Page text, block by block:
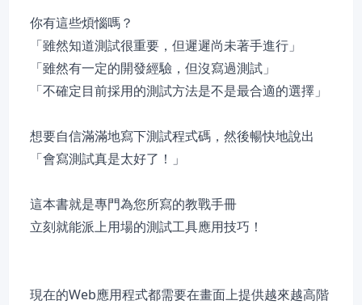
你有這些煩惱嗎？
「雖然知道測試很重要，但遲遲尚未著手進行」
「雖然有一定的開發經驗，但沒寫過測試」
「不確定目前採用的測試方法是不是最合適的選擇」
想要自信滿滿地寫下測試程式碼，然後暢快地說出
「會寫測試真是太好了！」
這本書就是專門為您所寫的教戰手冊
立刻就能派上用場的測試工具應用技巧！
現在的Web應用程式都需要在畫面上提供越來越高階